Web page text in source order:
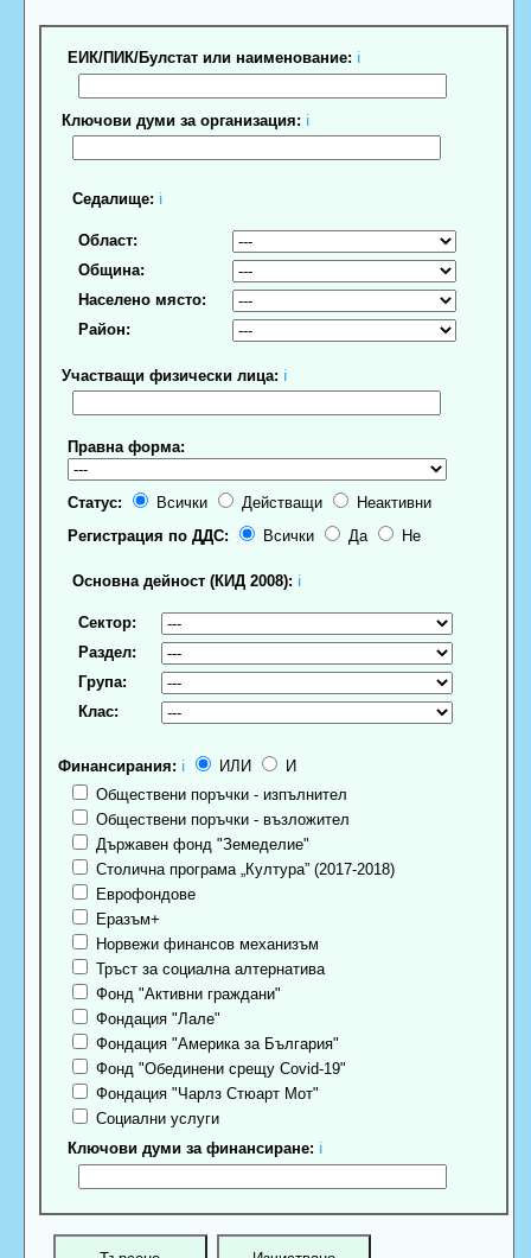
ЕИК/ПИК/Булстат или наименование: ℹ
Ключови думи за организация: ℹ
Седалище: ℹ
Област:
Община:
Населено място:
Район:
Участващи физически лица: ℹ
Правна форма:
Статус: Всички Действащи
Неактивни
Регистрация по ДДС:
Всички Да Не
Основна дейност (КИД 2008): ℹ
Сектор:
Раздел:
Група:
Клас:
Финансирания: ℹ ИЛИ
И
Обществени поръчки - изпълнител
Обществени поръчки - възложител
Държавен фонд "Земеделие"
Столична програма „Култура” (2017-2018)
Еврофондове
Еразъм+
Норвежи финансов механизъм
Тръст за социална алтернатива
Фонд "Активни граждани"
Фондация "Лале"
Фондация "Америка за България"
Фонд "Обединени срещу Covid-19"
Фондация "Чарлз Стюарт Мот"
Социални услуги
Ключови думи за финансиране: ℹ